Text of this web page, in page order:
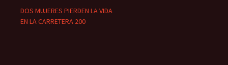
DOS MUJERES PIERDEN LA VIDA
EN LA CARRETERA 200